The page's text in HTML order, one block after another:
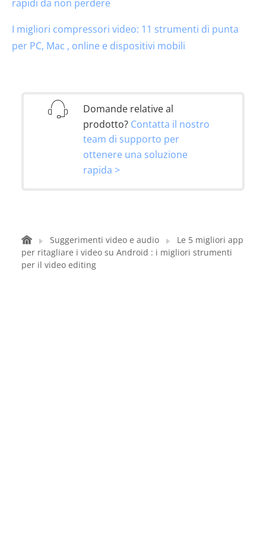
rapidi da non perdere
I migliori compressori video: 11 strumenti di punta
per PC, Mac , online e dispositivi mobili
Domande relative al
prodotto? Contatta il nostro
team di supporto per
ottenere una soluzione
rapida >
Suggerimenti video e audio
Le 5 migliori app
per ritagliare i video su Android : i migliori strumenti
per il video editing